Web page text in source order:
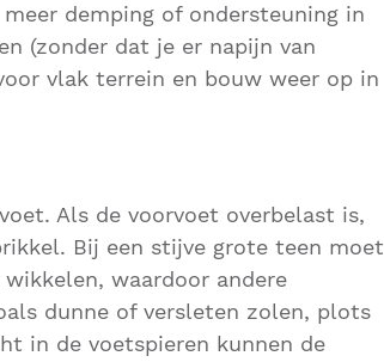
demping of ondersteuning in
(zonder dat je er napijn van
vlak terrein en bouw weer op in
Als de voorvoet overbelast is,
Bij een stijve grote teen moet
waardoor andere
dunne of versleten zolen, plots
in de voetspieren kunnen de